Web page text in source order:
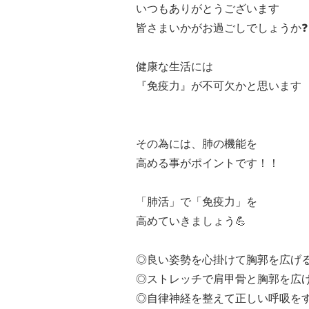
いつもありがとうございます
皆さまいかがお過ごしでしょうか❓
健康な生活には
『免疫力』が不可欠かと思います
その為には、肺の機能を
高める事がポイントです！！
「肺活」で「免疫力」を
高めていきましょう💪
◎良い姿勢を心掛けて胸郭を広げ
◎ストレッチで肩甲骨と胸郭を広
◎自律神経を整えて正しい呼吸を